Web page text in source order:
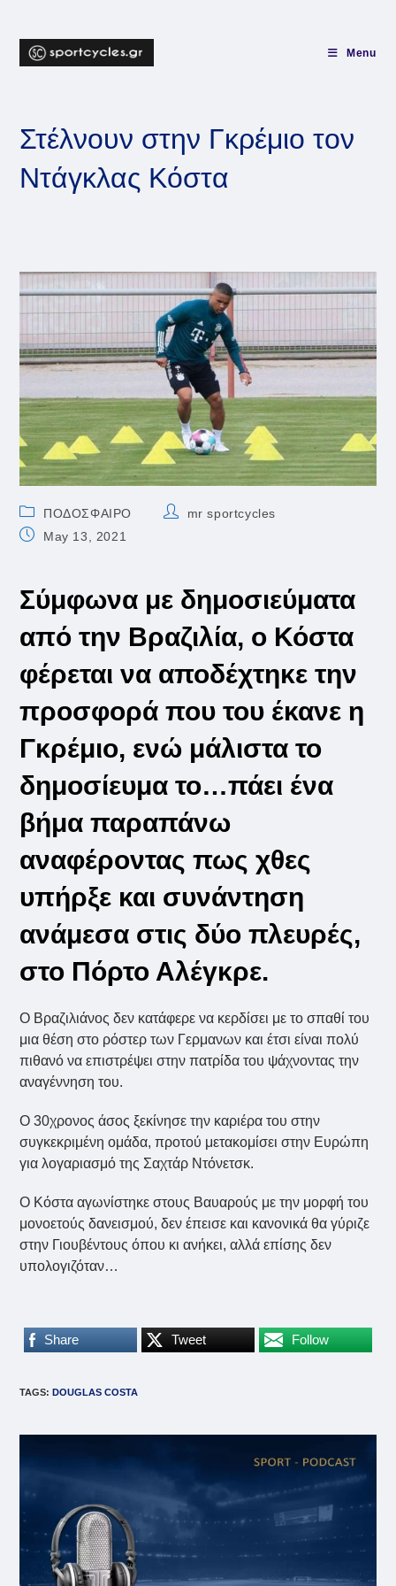
content
Menu
Στέλνουν στην Γκρέμιο τον
Ντάγκλας Κόστα
Post
category:
ΠΟΔΟΣΦΑΙΡΟ
Postmr sportcycles
PostMay 13, 2021
Σύμφωνα με δημοσιεύματα
από την Bραζιλία, ο Κόστα
φέρεται να αποδέχτηκε την
προσφορά που του έκανε η
Γκρέμιο, ενώ μάλιστα το
δημοσίευμα το…πάει ένα
βήμα παραπάνω
αναφέροντας πως χθες
υπήρξε και συνάντηση
ανάμεσα στις δύο πλευρές,
στο Πόρτο Αλέγκρε.
Ο Βραζιλιάνος δεν κατάφερε να κερδίσει με το σπαθί του
μια θέση στο ρόστερ των Γερμανων και έτσι είναι πολύ
πιθανό να επιστρέψει στην πατρίδα του ψάχνοντας την
αναγέννηση του.
Ο 30χρονος άσος ξεκίνησε την καριέρα του στην
συγκεκριμένη ομάδα, προτού μετακομίσει στην Ευρώπη
για λογαριασμό της Σαχτάρ Ντόνετσκ.
Ο Κόστα αγωνίστηκε στους Βαυαρούς με την μορφή του
μονοετούς δανεισμού, δεν έπεισε και κανονικά θα γύριζε
στην Γιουβέντους όπου κι ανήκει, αλλά επίσης δεν
υπολογιζόταν…
Share Tweet Follow
TAGS:DOUGLAS COSTA